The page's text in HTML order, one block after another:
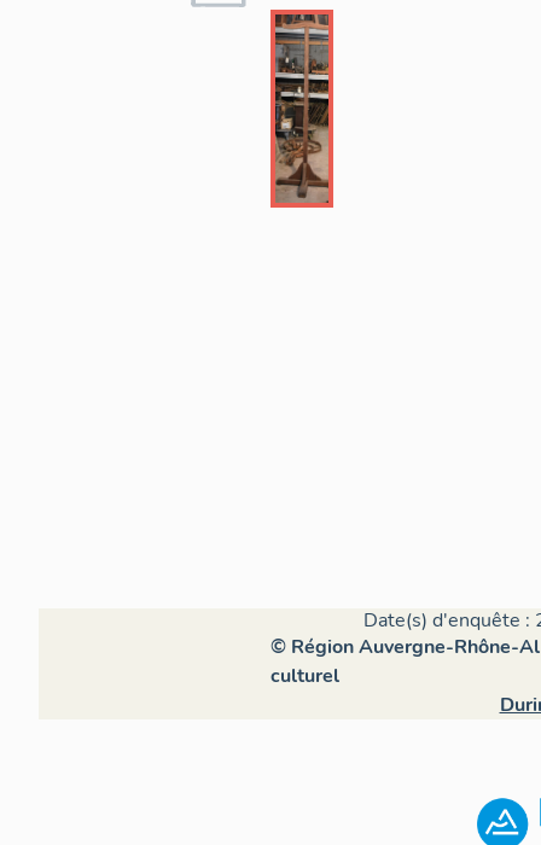
Date(s) d'enquête :
© Région Auvergne-Rhône-
culturel